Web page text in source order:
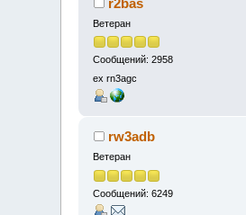
Ветеран
Сообщений: 2958
ex rn3agc
rw3adb
Ветеран
Сообщений: 6249